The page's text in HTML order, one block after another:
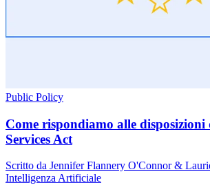
Public Policy
Come rispondiamo alle disposizioni
Services Act
Scritto da Jennifer Flannery O'Connor &
Intelligenza Artificiale